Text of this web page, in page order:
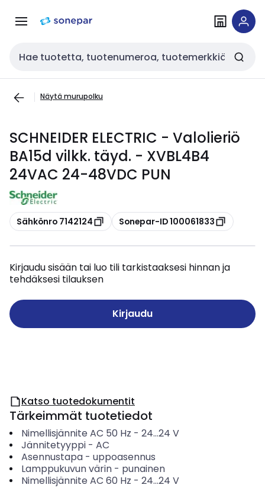
navigointiinsisältöön
Haku
Näytä murupolku
SCHNEIDER ELECTRIC - Valolieriö
BA15d vilkk. täyd. - XVBL4B4
24VAC 24-48VDC PUN
Kopioi
Sähkönro 7142124 Kopioi
Sonepar-ID 100061833
Kirjaudu sisään tai luo tili tarkistaaksesi hinnan ja
tehdäksesi tilauksen
Kirjaudu
Katso tuotedokumentit
Tärkeimmät tuotetiedot
Nimellisjännite AC 50 Hz - 24...24 V
Jännitetyyppi- AC
Asennustapa- uppoasennus
Lamppukuvun värin- punainen
Nimellisjännite AC 60 Hz - 24...24 V